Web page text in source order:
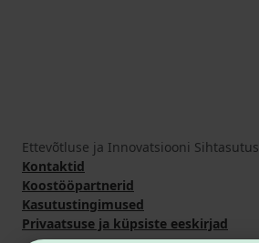
Ettevõtluse ja Innovatsiooni Sihtasutus
Kontaktid
Koostööpartnerid
Kasutustingimused
Privaatsuse ja küpsiste eeskirjad